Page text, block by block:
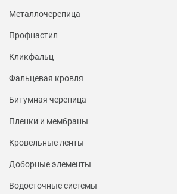
Металлочерепица
Профнастил
Кликфальц
Фальцевая кровля
Битумная черепица
Пленки и мембраны
Кровельные ленты
Доборные элементы
Водосточные системы